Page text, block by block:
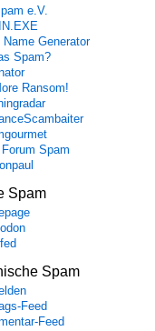
e.V.
Name Generator
Spam?
Ransom!
Spam
Spam
Spam
Feed
Feed